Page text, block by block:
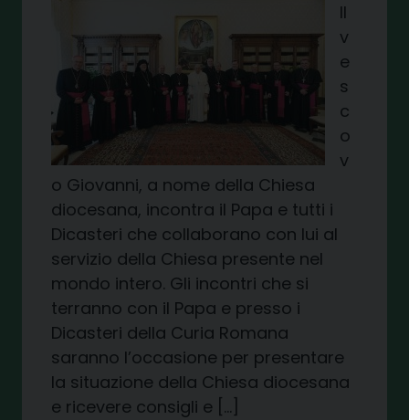
Il
v
e
s
c
o
v
o Giovanni, a nome della Chiesa
diocesana, incontra il Papa e tutti i
Dicasteri che collaborano con lui al
servizio della Chiesa presente nel
mondo intero. Gli incontri che si
terranno con il Papa e presso i
Dicasteri della Curia Romana
saranno l’occasione per presentare
la situazione della Chiesa diocesana
e ricevere consigli e […]